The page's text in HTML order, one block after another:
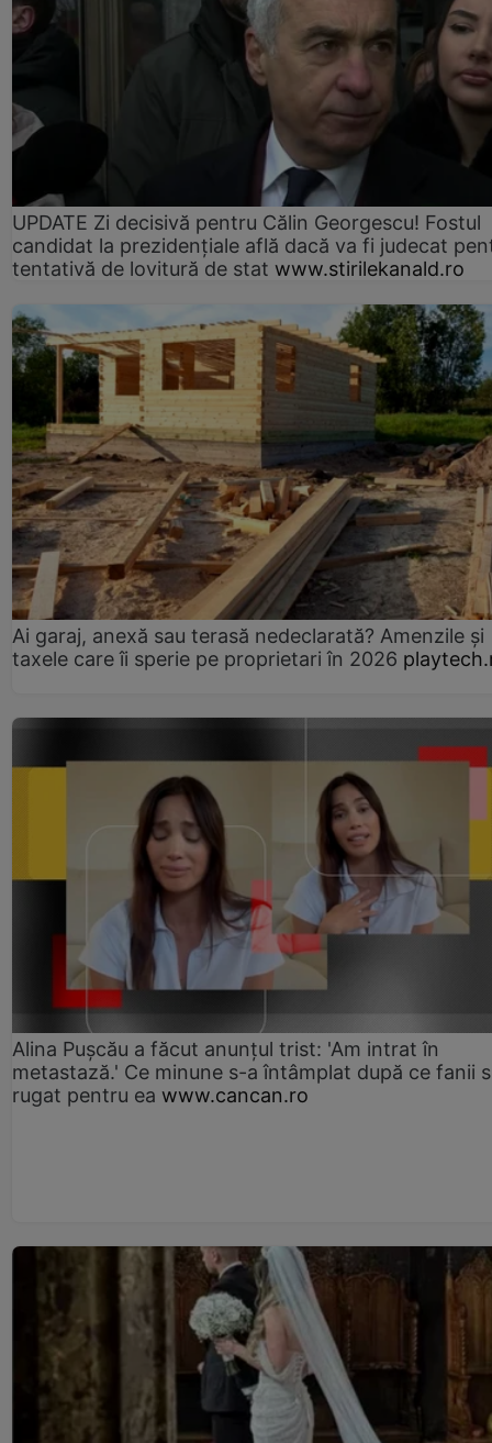
UPDATE Zi decisivă pentru Călin Georgescu! Fostul
candidat la prezidențiale află dacă va fi judecat
tentativă de lovitură de stat www.stirilekanald.ro
Ai garaj, anexă sau terasă nedeclarată? Amenzile și
taxele care îi sperie pe proprietari în 2026
Alina Pușcău a făcut anunțul trist: 'Am intrat în
metastază.' Ce minune s-a întâmplat după ce fanii
rugat pentru ea www.cancan.ro